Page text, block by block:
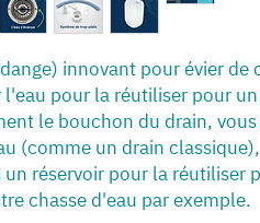
innovant pour évier de
pour la réutiliser pour
le bouchon du drain,
(comme un drain
réservoir pour la réutiliser
chasse d'eau par exemple.